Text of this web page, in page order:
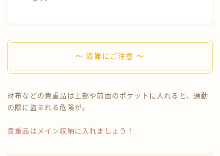
〜 盗難にご注意 〜
財布などの貴重品は上部や前面のポケットに入れると、通勤
の際に盗まれる危険が。
貴重品はメイン収納に入れましょう！